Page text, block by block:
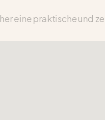
eine praktische und